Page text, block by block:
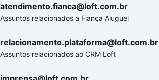
atendimento.fianca@loft.com.br
Assuntos relacionados a Fiança Aluguel
relacionamento.plataforma@loft.com.br
Assuntos relacionados ao CRM Loft
imprensa@loft.com.br